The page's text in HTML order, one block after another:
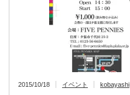
2015/10/18 イベント kobayashi